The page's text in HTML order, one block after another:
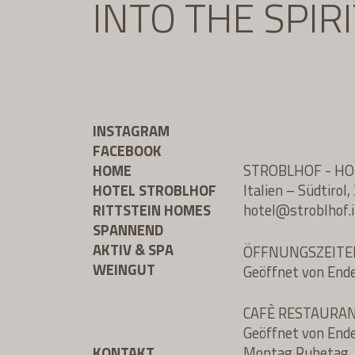
INTO THE
INSTAGRAM
FACEBOOK
HOME
HOTEL STROBLHOF
RITTSTEIN HOMES
SPANNEND
AKTIV & SPA
WEINGUT
STROBLHOF -
Italien – Südtirol,
hotel@
Geöffnet von
CAFÈ
Geöffnet von